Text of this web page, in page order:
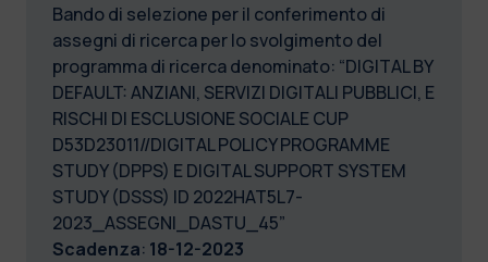
Bando di selezione per il conferimento di
assegni di ricerca per lo svolgimento del
programma di ricerca denominato: “DIGITAL BY
DEFAULT: ANZIANI, SERVIZI DIGITALI PUBBLICI, E
RISCHI DI ESCLUSIONE SOCIALE CUP
D53D23011//DIGITAL POLICY PROGRAMME
STUDY (DPPS) E DIGITAL SUPPORT SYSTEM
STUDY (DSSS) ID 2022HAT5L7-
2023_ASSEGNI_DASTU_45”
Scadenza: 18-12-2023